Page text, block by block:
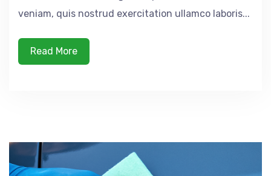
veniam, quis nostrud exercitation ullamco laboris...
Read More